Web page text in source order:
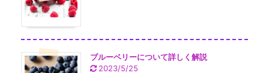
ブルーベリーについて詳しく解説
2023/5/25